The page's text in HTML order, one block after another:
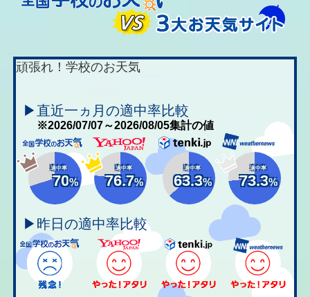
頑張れ！学校のお天気
▶直近一ヵ月の適中率比較
※2026/07/07～2026/08/05集計の値
適中率
70%
適中率
76.7%
適中率
63.3%
適中率
73.3%
▶昨日の適中率比較